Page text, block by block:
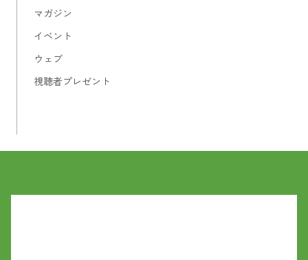
マガジン
イベント
ウェブ
視聴者プレゼント